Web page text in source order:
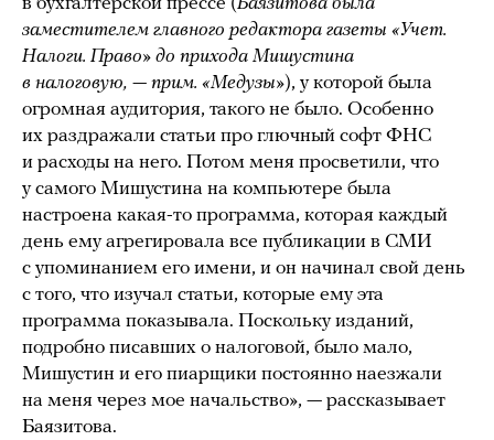
в бухгалтерской прессе (Баязитова была
заместителем главного редактора газеты «Учет.
Налоги. Право» до прихода Мишустина
в налоговую, — прим. «Медузы»), у которой была
огромная аудитория, такого не было. Особенно
их раздражали статьи про глючный софт ФНС
и расходы на него. Потом меня просветили, что
у самого Мишустина на компьютере была
настроена какая-то программа, которая каждый
день ему агрегировала все публикации в СМИ
с упоминанием его имени, и он начинал свой день
с того, что изучал статьи, которые ему эта
программа показывала. Поскольку изданий,
подробно писавших о налоговой, было мало,
Мишустин и его пиарщики постоянно наезжали
на меня через мое начальство», — рассказывает
Баязитова.